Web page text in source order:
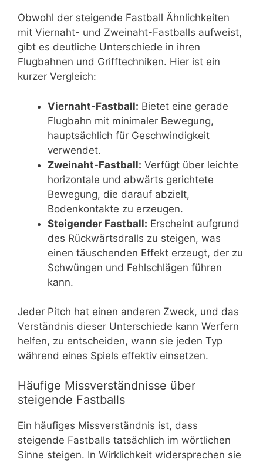
Obwohl der steigende Fastball Ähnlichkeiten
mit Viernaht- und Zweinaht-Fastballs aufweist,
gibt es deutliche Unterschiede in ihren
Flugbahnen und Grifftechniken. Hier ist ein
kurzer Vergleich:
Viernaht-Fastball: Bietet eine gerade
Flugbahn mit minimaler Bewegung,
hauptsächlich für Geschwindigkeit
verwendet.
Zweinaht-Fastball: Verfügt über leichte
horizontale und abwärts gerichtete
Bewegung, die darauf abzielt,
Bodenkontakte zu erzeugen.
Steigender Fastball: Erscheint aufgrund
des Rückwärtsdralls zu steigen, was
einen täuschenden Effekt erzeugt, der zu
Schwüngen und Fehlschlägen führen
kann.
Jeder Pitch hat einen anderen Zweck, und das
Verständnis dieser Unterschiede kann Werfern
helfen, zu entscheiden, wann sie jeden Typ
während eines Spiels effektiv einsetzen.
Häufige Missverständnisse über
steigende Fastballs
Ein häufiges Missverständnis ist, dass
steigende Fastballs tatsächlich im wörtlichen
Sinne steigen. In Wirklichkeit widersprechen sie